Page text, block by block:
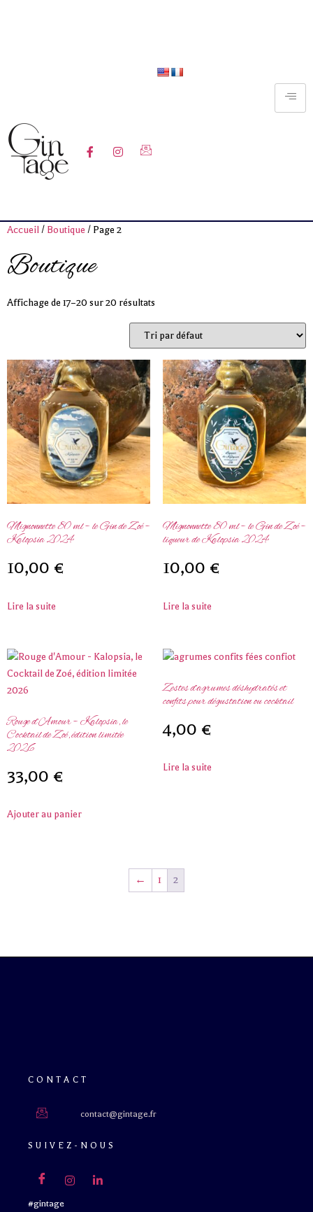
Accueil/ Boutique / Page 2
Boutique
Affichage de 17–20 sur 20 résultats
Mignonnette 80 ml – le Gin de Zoé –
Kalopsia 2024
10,00 €
Lire la suite
Mignonnette 80 ml – le Gin de Zoé –
liqueur de Kalopsia 2024
10,00 €
Lire la suite
Rouge d’Amour – Kalopsia, le
Cocktail de Zoé, édition limitée
2026
33,00 €
Ajouter au panier
Zestes d’agrumes déshydratés et
confits pour dégustation ou cocktail
4,00 €
Lire la suite
← 1 2
CONTACT
contact@gintage.fr
SUIVEZ-NOUS
#gintage